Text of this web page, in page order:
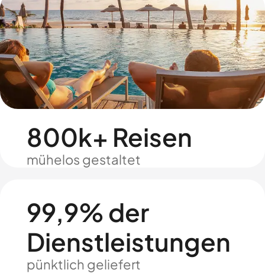
800k+ Reisen
mühelos gestaltet
99,9% der
Dienstleistungen
pünktlich geliefert